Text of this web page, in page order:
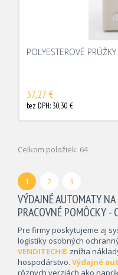
POLYESTEROVÉ
37,27 €
bez DPH: 30,30 €
Celkom položiek: 64
1 2 3
VÝDAJNÉ AUTOMATY
PRACOVNÉ POMÔCKY -
Pre firmy poskytujeme aj
logistiky osobných
VENDITECH® znížia
hospodárstvo. Výdajné
rôznych verziách ako